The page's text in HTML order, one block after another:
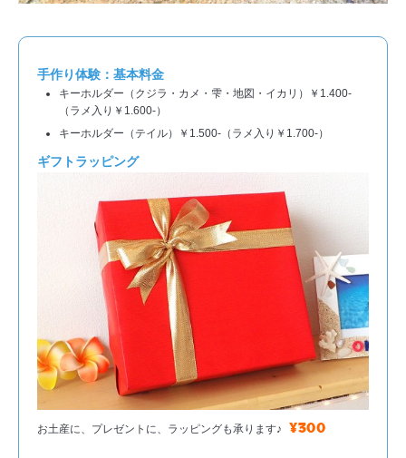
手作り体験：基本料金
キーホルダー（クジラ・カメ・雫・地図・イカリ）￥1.400-
（ラメ入り￥1.600-）
キーホルダー（テイル）￥1.500-（ラメ入り￥1.700-）
ギフトラッピング
お土産に、プレゼントに、ラッピングも承ります♪ ¥300